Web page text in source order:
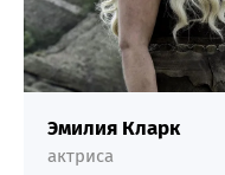
Эмилия Кларк
актриса